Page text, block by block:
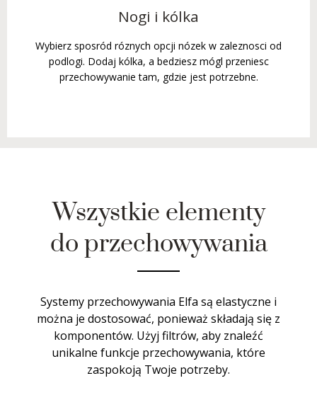
Nogi i kólka
Wybierz sposród róznych opcji nózek w zaleznosci od
podlogi. Dodaj kólka, a bedziesz mógl przeniesc
przechowywanie tam, gdzie jest potrzebne.
Wszystkie elementy
do przechowywania
Systemy przechowywania Elfa są elastyczne i
można je dostosować, ponieważ składają się z
komponentów. Użyj filtrów, aby znaleźć
unikalne funkcje przechowywania, które
zaspokoją Twoje potrzeby.